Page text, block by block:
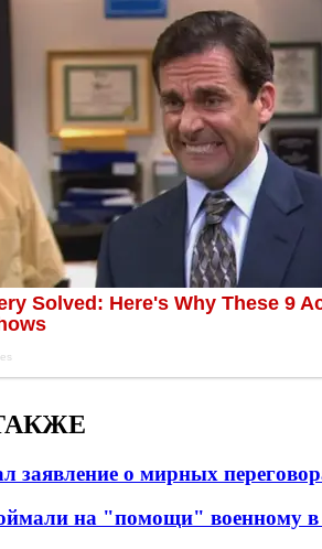
заявление о мирных
на "помощи" военному